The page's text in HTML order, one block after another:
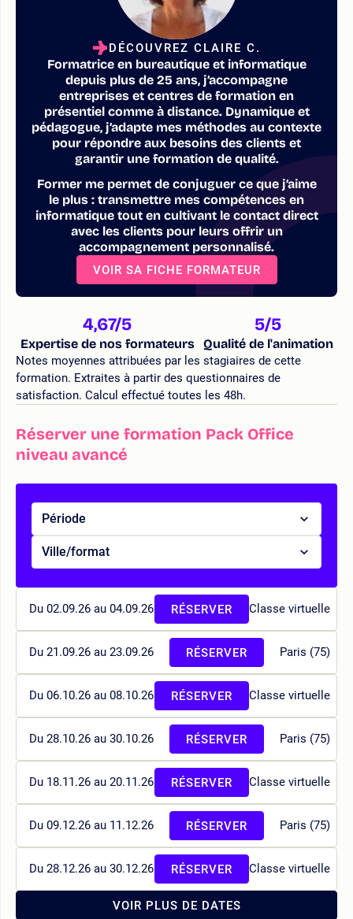
DÉCOUVREZ CLAIRE C.
Formatrice en bureautique et informatique
depuis plus de 25 ans, j’accompagne
entreprises et centres de formation en
présentiel comme à distance. Dynamique et
pédagogue, j’adapte mes méthodes au contexte
pour répondre aux besoins des clients et
garantir une formation de qualité.
Former me permet de conjuguer ce que j’aime
le plus : transmettre mes compétences en
informatique tout en cultivant le contact direct
avec les clients pour leurs offrir un
accompagnement personnalisé.
VOIR SA FICHE FORMATEUR
4,67/5
Expertise de nos formateurs
5/5
Qualité de l'animation
Notes moyennes attribuées par les stagiaires de cette
formation. Extraites à partir des questionnaires de
satisfaction. Calcul effectué toutes les 48h.
Réserver une formation Pack Office
niveau avancé
Période
Ville/format
Du 02.09.26 au 04.09.26 Classe virtuelle
RÉSERVER
Du 21.09.26 au 23.09.26 Paris (75)
RÉSERVER
Du 06.10.26 au 08.10.26 Classe virtuelle
RÉSERVER
Du 28.10.26 au 30.10.26 Paris (75)
RÉSERVER
Du 18.11.26 au 20.11.26 Classe virtuelle
RÉSERVER
Du 09.12.26 au 11.12.26 Paris (75)
RÉSERVER
Du 28.12.26 au 30.12.26 Classe virtuelle
RÉSERVER
VOIR PLUS DE DATES